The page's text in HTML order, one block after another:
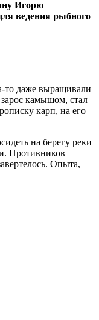
Игорю
ведения рыбного
то даже выращивали
камышом, стал
карп, на его
на берегу реки
Противников
Опыта,